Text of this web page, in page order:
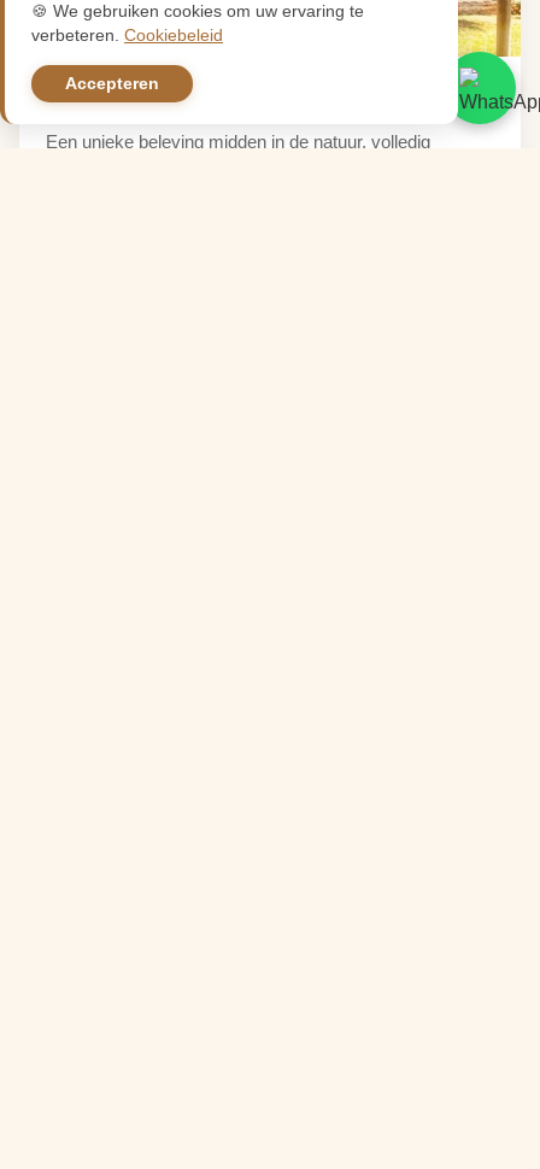
Cabaña Acogedora
Een unieke beleving midden in de natuur, volledig
🍪 We gebruiken cookies om uw ervaring te
verbeteren. Cookiebeleid
Accepteren